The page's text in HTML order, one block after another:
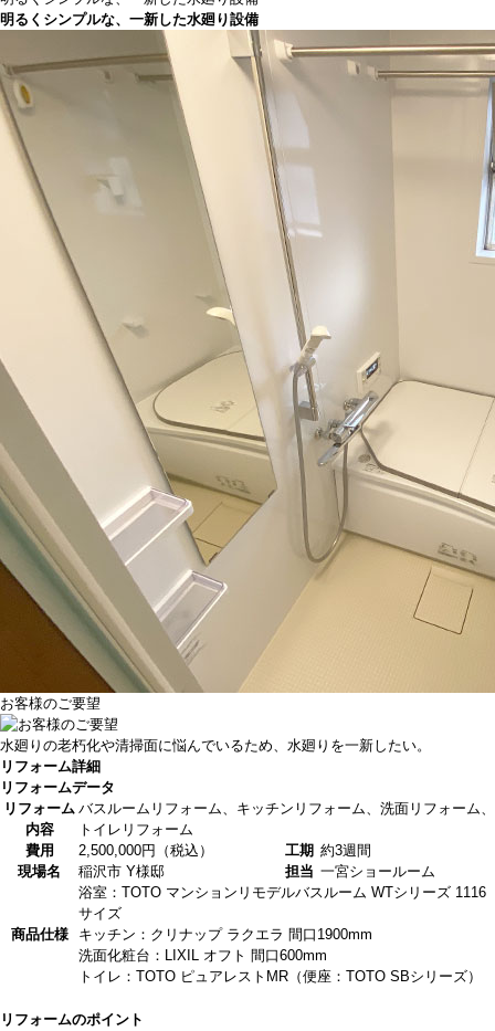
明るくシンプルな、一新した水廻り設備
お客様のご要望
水廻りの老朽化や清掃面に悩んでいるため、水廻りを一新したい。
リフォーム詳細
リフォームデータ
リフォーム
内容
バスルームリフォーム、キッチンリフォーム、洗面リフォーム、
トイレリフォーム
費用
2,500,000円（税込） 工期 約3週間
現場名
稲沢市 Y様邸 担当 一宮ショールーム
商品仕様
浴室：TOTO マンションリモデルバスルーム WTシリーズ 1116
サイズ
キッチン：クリナップ ラクエラ 間口1900mm
洗面化粧台：LIXIL オフト 間口600mm
トイレ：TOTO ピュアレストMR（便座：TOTO SBシリーズ）
リフォームのポイント